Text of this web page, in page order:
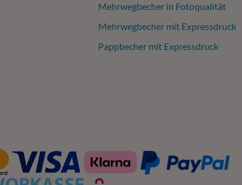
Mehrwegbecher in Fotoqualität
Mehrwegbecher mit Expressdruck
Pappbecher mit Expressdruck